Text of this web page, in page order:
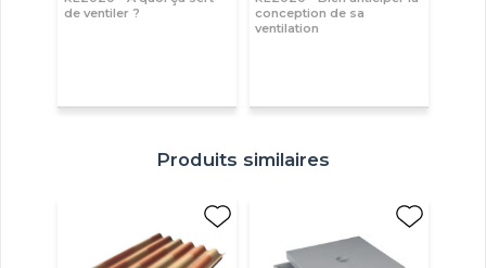
de ventiler ?
conception de sa
ventilation
Produits similaires